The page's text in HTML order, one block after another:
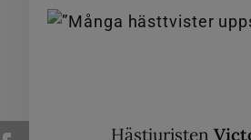
Hästjuristen